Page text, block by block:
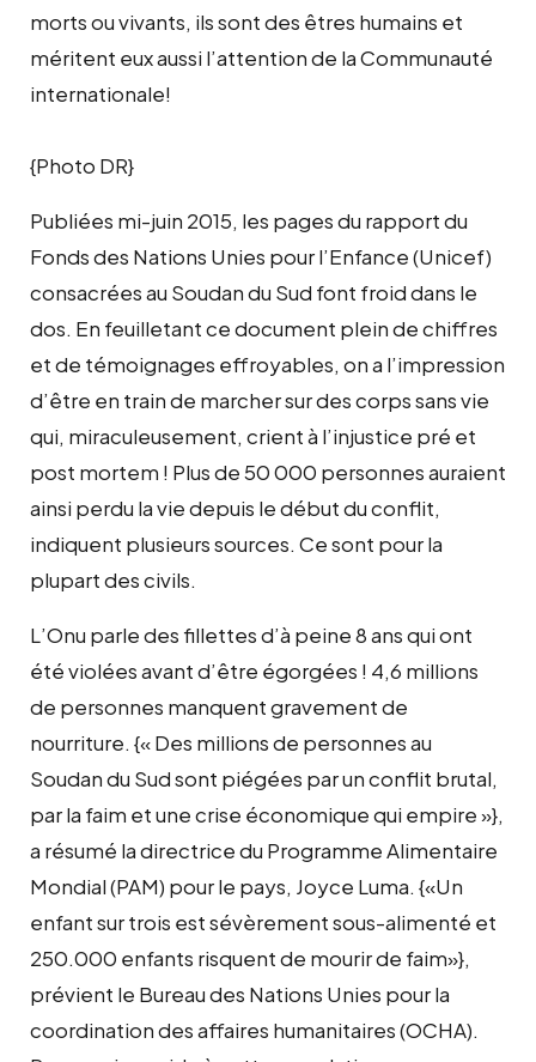
morts ou vivants, ils sont des êtres humains et
méritent eux aussi l’attention de la Communauté
internationale!
{Photo DR}
Publiées mi-juin 2015, les pages du rapport du
Fonds des Nations Unies pour l’Enfance (Unicef)
consacrées au Soudan du Sud font froid dans le
dos. En feuilletant ce document plein de chiffres
et de témoignages effroyables, on a l’impression
d’être en train de marcher sur des corps sans vie
qui, miraculeusement, crient à l’injustice pré et
post mortem ! Plus de 50 000 personnes auraient
ainsi perdu la vie depuis le début du conflit,
indiquent plusieurs sources. Ce sont pour la
plupart des civils.
L’Onu parle des fillettes d’à peine 8 ans qui ont
été violées avant d’être égorgées ! 4,6 millions
de personnes manquent gravement de
nourriture. {« Des millions de personnes au
Soudan du Sud sont piégées par un conflit brutal,
par la faim et une crise économique qui empire »},
a résumé la directrice du Programme Alimentaire
Mondial (PAM) pour le pays, Joyce Luma. {«Un
enfant sur trois est sévèrement sous-alimenté et
250.000 enfants risquent de mourir de faim»},
prévient le Bureau des Nations Unies pour la
coordination des affaires humanitaires (OCHA).